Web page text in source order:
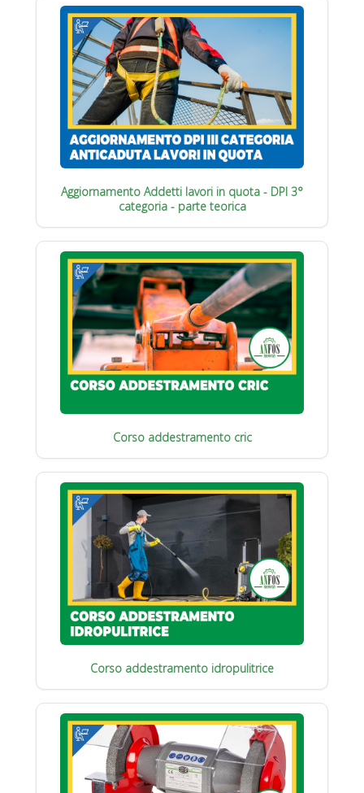
Aggiornamento Addetti lavori in quota - DPI 3°
categoria - parte teorica
Corso addestramento cric
Corso addestramento idropulitrice